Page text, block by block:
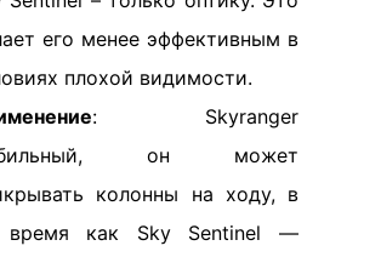
его менее эффективным в
плохой видимости.
: Skyranger
он может
колонны на ходу, в
как Sky Sentinel —